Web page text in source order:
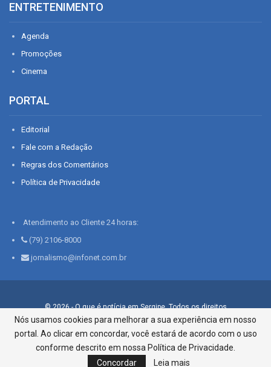
ENTRETENIMENTO
Agenda
Promoções
Cinema
PORTAL
Editorial
Fale com a Redação
Regras dos Comentários
Política de Privacidade
Atendimento ao Cliente 24 horas:
(79) 2106-8000
jornalismo@infonet.com.br
© 2026 - O que é notícia em Sergipe. Todos os direitos
reservados.
Infonet - Rua Monsenhor Silveira 276, Bairro São José |
Aracaju-SE, CEP 49015-030, Fone: 79.2106.8000 - CI Centro de
Informações LTDA
Nós usamos cookies para melhorar a sua experiência em nosso
portal. Ao clicar em concordar, você estará de acordo com o uso
conforme descrito em nossa Política de Privacidade.
Concordar
Leia mais